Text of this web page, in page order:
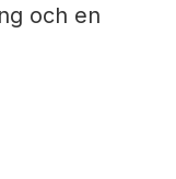
och en